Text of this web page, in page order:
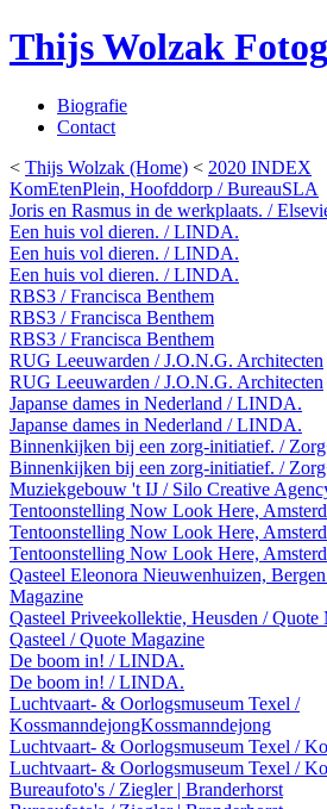
Thijs Wolzak
Biografie
Contact
< Thijs Wolzak (Home) < 2020 INDEX
KomEtenPlein, Hoofddorp / BureauSLA
Joris en Rasmus in de werkplaats. /
Een huis vol dieren. / LINDA.
Een huis vol dieren. / LINDA.
Een huis vol dieren. / LINDA.
RBS3 / Francisca Benthem
RBS3 / Francisca Benthem
RBS3 / Francisca Benthem
RUG Leeuwarden / J.O.N.G. Architecten
RUG Leeuwarden / J.O.N.G. Architecten
Japanse dames in Nederland / LINDA.
Japanse dames in Nederland / LINDA.
Binnenkijken bij een zorg-initiatief. /
Binnenkijken bij een zorg-initiatief. /
Muziekgebouw 't IJ / Silo Creative
Tentoonstelling Now Look Here,
Tentoonstelling Now Look Here,
Tentoonstelling Now Look Here,
Qasteel Eleonora Nieuwenhuizen,
Magazine
Qasteel Priveekollektie, Heusden / Quote
Qasteel / Quote Magazine
De boom in! / LINDA.
De boom in! / LINDA.
Luchtvaart- & Oorlogsmuseum Texel /
KossmanndejongKossmanndejong
Luchtvaart- & Oorlogsmuseum Texel /
Luchtvaart- & Oorlogsmuseum Texel /
Bureaufoto's / Ziegler | Branderhorst